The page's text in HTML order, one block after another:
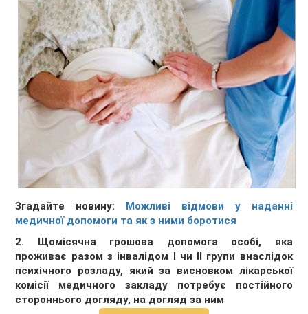
Згадайте новину: Можливі відмови у наданні
медичної допомоги та як з ними боротися
2. Щомісячна грошова допомога особі, яка
проживає разом з інвалідом І чи ІІ групи внаслідок
психічного розладу, який за висновком лікарської
комісії медичного закладу потребує постійного
стороннього догляду, на догляд за ним